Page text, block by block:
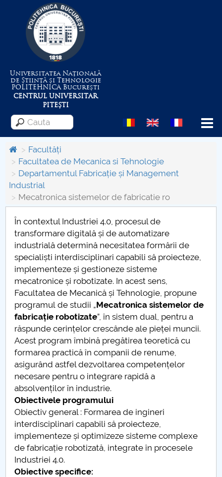
Universitatea Națională
de Știință și Tehnologie
POLITEHNICABucurești
CENTRUL UNIVERSITAR
PITEȘTI
Menu
Despre Universitate
Centrul de Management al Proiectelor
Consiliul de Administratie
Nr. de telefon si adrese Facultăți
Admitere
Români de pretutindeni - ADMITERE
Senat
Facultăți
Studenți
Ghiduri pentru STUDENȚI
Relații Publice
Relații Internaționale
PNRR
Facultăți
Facultatea de Mecanica si Tehnologie
Departamentul Fabricație și Management
Industrial
Mecatronica sistemelor de fabricatie ro
În contextul Industriei 4.0, procesul de
transformare digitală și de automatizare
industrială determină necesitatea formării de
specialiști interdisciplinari capabili să proiecteze,
implementeze și gestioneze sisteme
mecatronice și robotizate. In acest sens,
Facultatea de Mecanică și Tehnologie, propune
programul de studii „Mecatronica sistemelor de
fabricație robotizate”, în sistem dual, pentru a
răspunde cerințelor crescânde ale pieței muncii.
Acest program îmbină pregătirea teoretică cu
formarea practică în companii de renume,
asigurând astfel dezvoltarea competențelor
necesare pentru o integrare rapidă a
absolvenților în industrie.
Obiectivele programului
Obiectiv general : Formarea de ingineri
interdisciplinari capabili să proiecteze,
implementeze și optimizeze sisteme complexe
de fabricație robotizată, integrate în procesele
Industriei 4.0.
Obiective specifice: